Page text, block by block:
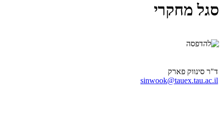
סגל מחקרי
ד"ר סינווק פארק
sinwook@tauex.tau.ac.il